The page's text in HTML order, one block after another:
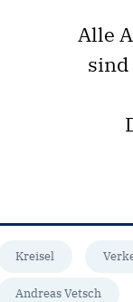
Alle
sind
Kreisel
Andreas Vetsch